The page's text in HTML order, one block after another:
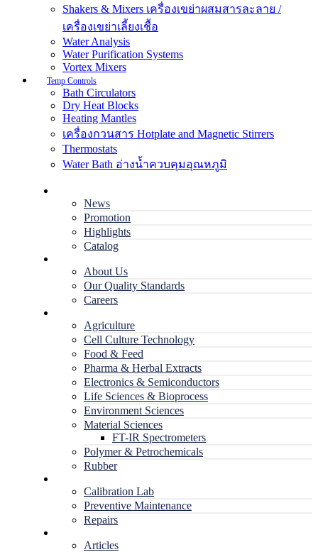
Shakers & Mixers เครื่องเขย่าผสมสารละลาย /
เครื่องเขย่าเลี้ยงเชื้อ
Water Analysis
Water Purification Systems
Vortex Mixers
Temp Controls
Bath Circulators
Dry Heat Blocks
Heating Mantles
เครื่องกวนสาร Hotplate and Magnetic Stirrers
Thermostats
Water Bath อ่างน้ำควบคุมอุณหภูมิ
News
Promotion
Highlights
Catalog
About Us
Our Quality Standards
Careers
Agriculture
Cell Culture Technology
Food & Feed
Pharma & Herbal Extracts
Electronics & Semiconductors
Life Sciences & Bioprocess
Environment Sciences
Material Sciences
FT-IR Spectrometers
Polymer & Petrochemicals
Rubber
Calibration Lab
Preventive Maintenance
Repairs
Articles